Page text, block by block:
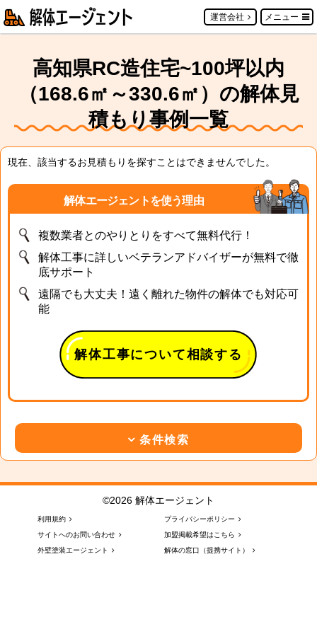
運営会社 メニュー
高知県RC造住宅~100坪以内
（168.6㎡～330.6㎡）の解体見
積もり事例一覧
現在、該当するお見積もりを探すことはできませんでした。
解体エージェントを使う理由
複数業者とのやりとりをすべて無料代行！
解体工事に詳しいベテランアドバイザーが無料で徹
底サポート
遠隔でも大丈夫！遠く離れた物件の解体でも対応可
能
解体工事について相談する
条件検索
©2026 解体エージェント
利用規約
プライバシーポリシー
サイトへのお問い合わせ
加盟掲載希望はこちら
外壁塗装エージェント
解体の窓口（提携サイト）